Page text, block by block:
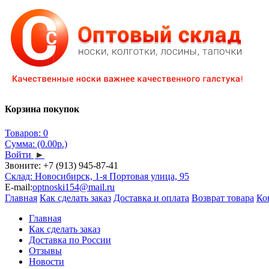
Корзина покупок
Товаров: 0
Сумма: (0.00р.)
Войти ►
Звоните: +7 (913) 945-87-41
Склад: Новосибирск, 1-я Портовая улица, 95
E-mail:optnoski154@mail.ru
Главная Как сделать заказ Доставка и оплата Возврат товара
Главная
Как сделать заказ
Доставка по России
Отзывы
Новости